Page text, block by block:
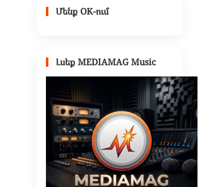
Մենք OK-ում
Լսեք MEDIAMAG Music